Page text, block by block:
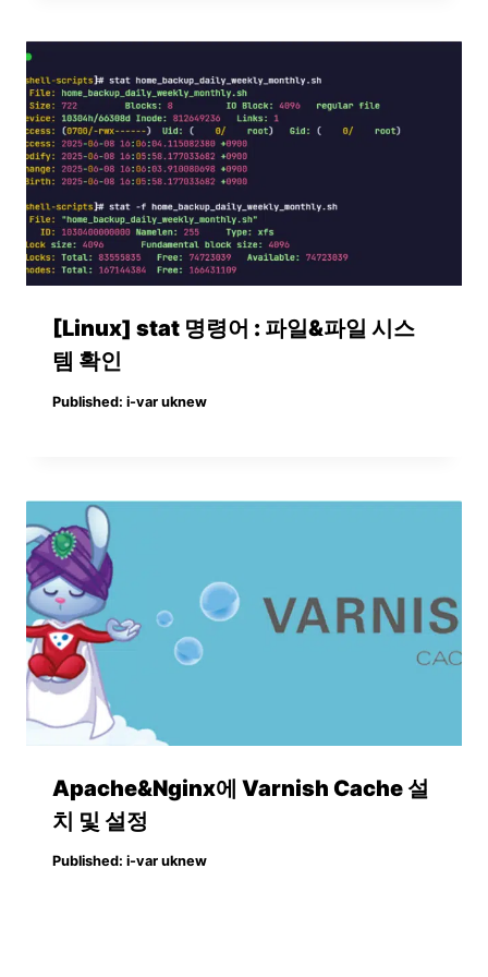
[Linux] stat 명령어 : 파일&파일 시스
템 확인
Published: i-var uknew
Apache&Nginx에 Varnish Cache 설
치 및 설정
Published: i-var uknew